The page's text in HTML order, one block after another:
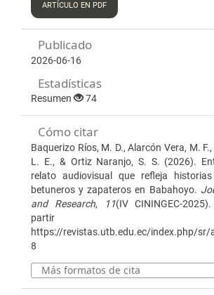
ARTÍCULO EN PDF
Publicado
2026-06-16
Estadísticas
Resumen 74
Cómo citar
Baquerizo Ríos, M. D., Alarcón Vera, M.
L. E., & Ortiz Naranjo, S. S. (2026).
relato audiovisual que refleja
betuneros y zapateros en Babahoyo.
and Research, 11(IV CININGEC-
partir
https://revistas.utb.edu.ec/index.php/sr/
8
Más formatos de cita